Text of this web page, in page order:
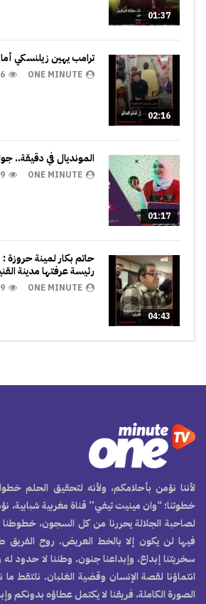
01:37
02:16
ترامب يهين زيلنسكي
ONE MINUTE
01:17
المونديال في دقيقة..
ONE MINUTE
04:43
حاتم بكار لمينة
رئيسة عرفتها مدينة
ONE MINUTE
لأننا نؤمن بأحلامكم، ولأنه لتحقيق الحلم
خطوتنا؛ “وان مينيت تيفي” قناة مغربية شبابية،
لصاحبة الجلالة يحررنا من كل السجون، خطوطنا
فيها لن يكون إلا بالخط العريض. روح الفريق
سخريتنا إبداع، وإبداعنا جنون. وطننا لا
انتماؤنا لقصة الإنسان وقضية الغلبان. نلتقط
الصورة الكاملة. فريقنا لا يكتمل عطاؤه بدونكم